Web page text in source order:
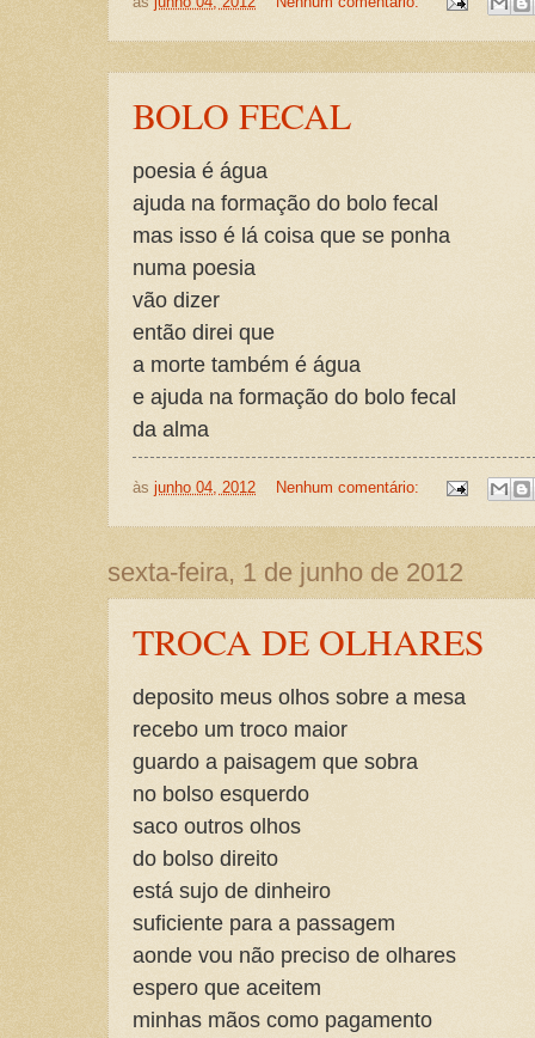
BOLO FECAL
poesia é água
ajuda na formação do bolo fecal
mas isso é lá coisa que se ponha
numa poesia
vão dizer
então direi que
a morte também é água
e ajuda na formação do bolo fecal
da alma
às junho 04, 2012 Nenhum comentário:
sexta-feira, 1 de junho de 2012
TROCA DE OLHARES
deposito meus olhos sobre a mesa
recebo um troco maior
guardo a paisagem que sobra
no bolso esquerdo
saco outros olhos
do bolso direito
está sujo de dinheiro
suficiente para a passagem
aonde vou não preciso de olhares
espero que aceitem
minhas mãos como pagamento